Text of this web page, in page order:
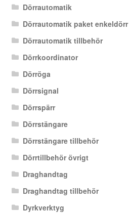
Dörrautomatik
Dörrautomatik paket enkeldörr
Dörrautomatik tillbehör
Dörrkoordinator
Dörröga
Dörrsignal
Dörrspärr
Dörrstängare
Dörrstängare tillbehör
Dörrtillbehör övrigt
Draghandtag
Draghandtag tillbehör
Dyrkverktyg